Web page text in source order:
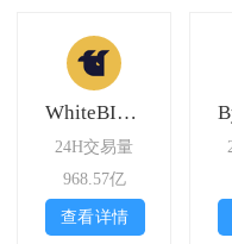
WhiteBIT Futures
24H交易量
968.57亿
查看详情